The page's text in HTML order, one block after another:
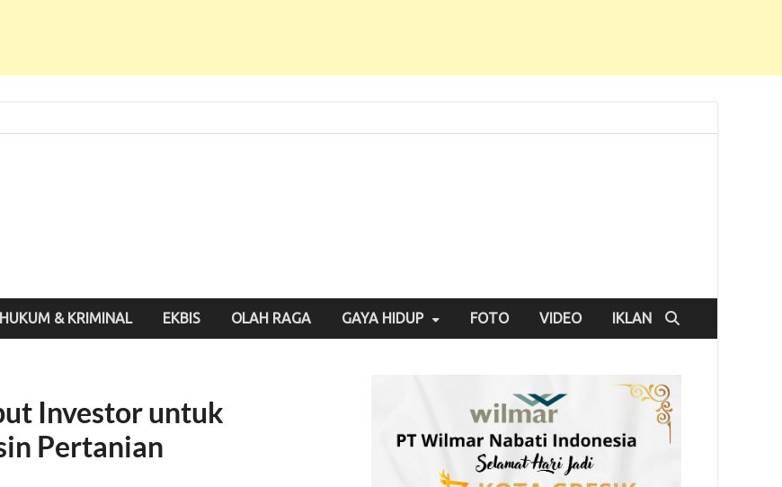
HUKUM & KRIMINAL EKBIS OLAH RAGA GAYA HIDUP FOTO VIDEO IKLAN
Investor untuk
Pertanian